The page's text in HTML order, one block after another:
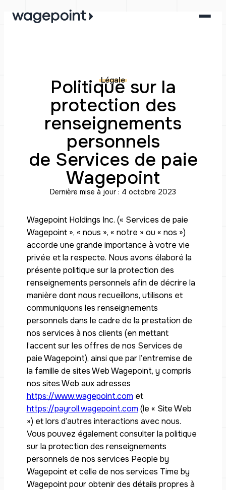
Légale
Politique sur la
protection des
renseignements
personnels
de Services de paie
Wagepoint
Dernière mise à jour : 4 octobre 2023
Wagepoint Holdings Inc. (« Services de paie
Wagepoint », « nous », « notre » ou « nos »)
accorde une grande importance à votre vie
privée et la respecte. Nous avons élaboré la
présente politique sur la protection des
renseignements personnels afin de décrire la
manière dont nous recueillons, utilisons et
communiquons les renseignements
personnels dans le cadre de la prestation de
nos services à nos clients (en mettant
l’accent sur les offres de nos Services de
paie Wagepoint), ainsi que par l’entremise de
la famille de sites Web Wagepoint, y compris
nos sites Web aux adresses
https://www.wagepoint.com et
https://payroll.wagepoint.com (le « Site Web
») et lors d’autres interactions avec nous.
Vous pouvez également consulter la politique
sur la protection des renseignements
personnels de nos services People by
Wagepoint et celle de nos services Time by
Wagepoint pour obtenir des détails propres à